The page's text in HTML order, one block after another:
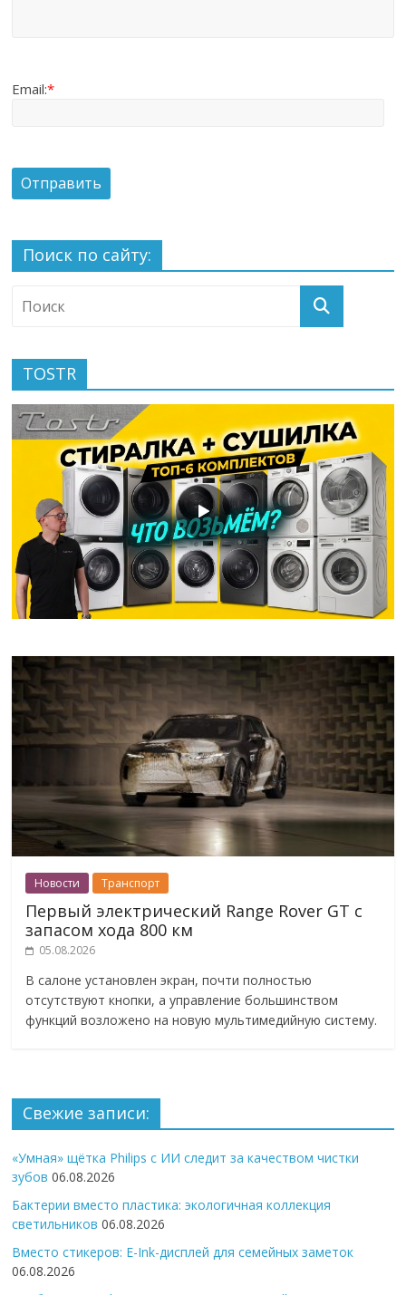
Email:*
Поиск по сайту:
TOSTR
Новости Транспорт
Первый электрический Range Rover GT с
запасом хода 800 км
05.08.2026
В салоне установлен экран, почти полностью
отсутствуют кнопки, а управление большинством
функций возложено на новую мультимедийную систему.
Свежие записи:
«Умная» щётка Philips с ИИ следит за качеством чистки
зубов 06.08.2026
Бактерии вместо пластика: экологичная коллекция
светильников 06.08.2026
Вместо стикеров: E-Ink-дисплей для семейных заметок
06.08.2026